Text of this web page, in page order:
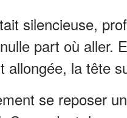
silencieuse,
part où aller.
allongée, la tête
se reposer